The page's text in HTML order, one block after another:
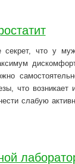
секрет, что у
что
слабую